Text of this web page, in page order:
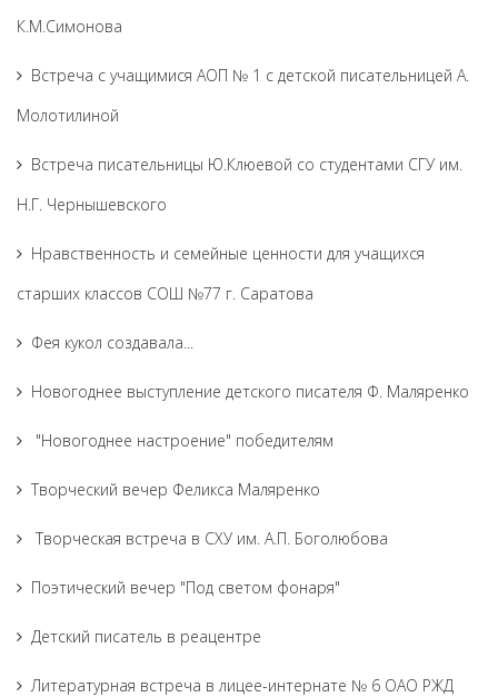
К.М.Симонова
Встреча с учащимися АОП № 1 с детской писательницей А.
Молотилиной
Встреча писательницы Ю.Клюевой со студентами СГУ им.
Н.Г. Чернышевского
Нравственность и семейные ценности для учащихся
старших классов СОШ №77 г. Саратова
Фея кукол создавала...
Новогоднее выступление детского писателя Ф. Маляренко
"Новогоднее настроение" победителям
Творческий вечер Феликса Маляренко
Творческая встреча в СХУ им. А.П. Боголюбова
Поэтический вечер "Под светом фонаря"
Детский писатель в реацентре
Литературная встреча в лицее-интернате № 6 ОАО РЖД